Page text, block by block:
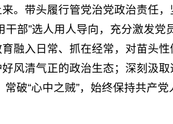
。带头履行管党治党政治责任
部”选人用人导向，充分激发
融入日常、抓在经常，对苗头
风清气正的政治生态；深刻汲
常破“心中之贼”，始终保持共产